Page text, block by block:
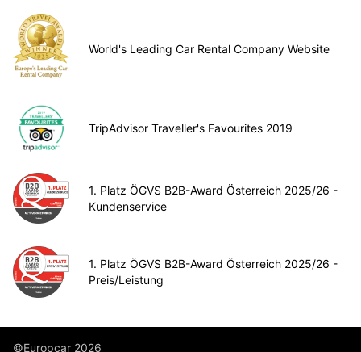
World's Leading Car Rental Company Website
TripAdvisor Traveller's Favourites 2019
1. Platz ÖGVS B2B-Award Österreich 2025/26 -
Kundenservice
1. Platz ÖGVS B2B-Award Österreich 2025/26 -
Preis/Leistung
©Europcar 2026